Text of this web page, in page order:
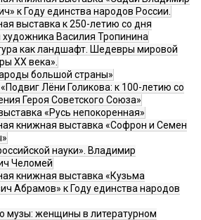
к Году единства народов России.
выставка к 250-летию со дня
Василия Тропинина
как ландшафт. Шедевры мировой
XX века».
большой страны»
Лёни Голикова: к 100-летию со
Героя Советского Союза»
«Русь непокоренная»
книжная выставка «Софрон и Семен
науки». Владимир
Челомей
книжная выставка «Кузьма
Абрамов» к Году единства народов
музы: женщины в литературном